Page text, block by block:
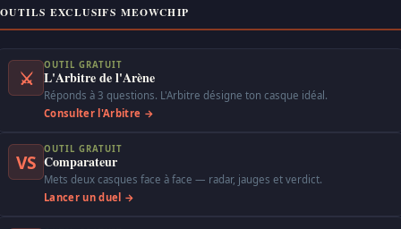
OUTILS EXCLUSIFS MEOWCHIP
⚔
OUTIL GRATUIT
L'Arbitre de l'Arène
Réponds à 3 questions. L'Arbitre désigne ton casque idéal.
Consulter l'Arbitre →
VS
OUTIL GRATUIT
Comparateur
Mets deux casques face à face — radar, jauges et verdict.
Lancer un duel →